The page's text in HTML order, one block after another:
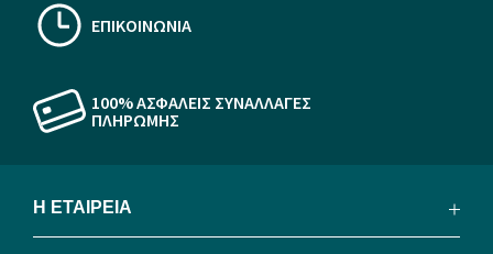
ΕΠΙΚΟΙΝΩΝΙΑ
100% ΑΣΦΑΛΕΙΣ ΣΥΝΑΛΛΑΓΕΣ
ΠΛΗΡΩΜΗΣ
Η ΕΤΑΙΡΕΙΑ